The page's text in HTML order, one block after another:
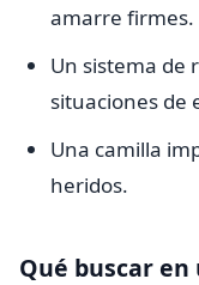
amarre firmes.
Un sistema de
situaciones de
Una camilla
heridos.
Qué buscar